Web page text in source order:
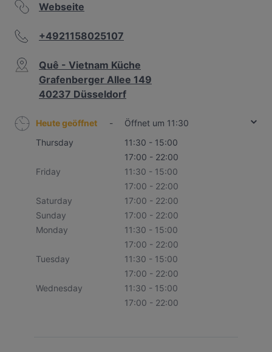
Webseite
+4921158025107
Quê - Vietnam Küche
Grafenberger Allee 149
40237 Düsseldorf
Heute geöffnet -
Öffnet um 11:30
Thursday
11:30 - 15:00
17:00 - 22:00
Friday
11:30 - 15:00
17:00 - 22:00
Saturday
17:00 - 22:00
Sunday
17:00 - 22:00
Monday
11:30 - 15:00
17:00 - 22:00
Tuesday
11:30 - 15:00
17:00 - 22:00
Wednesday
11:30 - 15:00
17:00 - 22:00